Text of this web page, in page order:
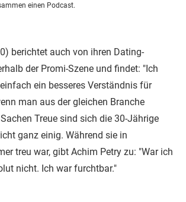
einen Podcast.
berichtet auch von ihren Dating-
der Promi-Szene und findet: "Ich
ein besseres Verständnis für
man aus der gleichen Branche
Treue sind sich die 30-Jährige
ganz einig. Während sie in
treu war, gibt Achim Petry zu: "War ich
nicht. Ich war furchtbar."